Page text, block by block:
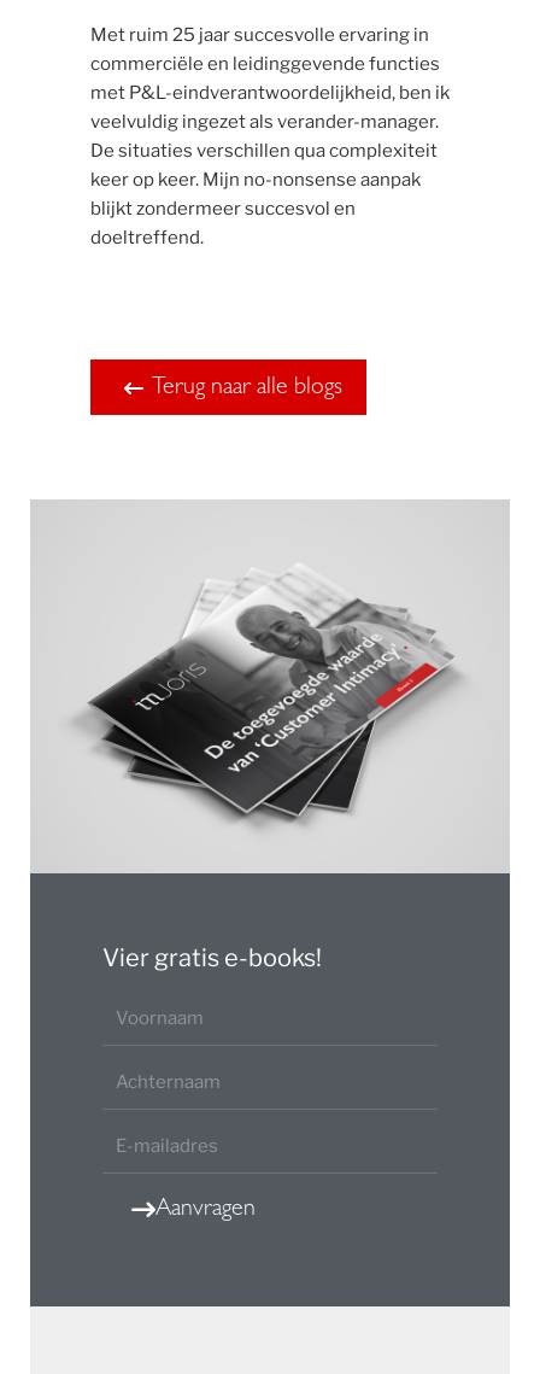
Met ruim 25 jaar succesvolle ervaring in
commerciële en leidinggevende functies
met P&L-eindverantwoordelijkheid, ben ik
veelvuldig ingezet als verander-manager.
De situaties verschillen qua complexiteit
keer op keer. Mijn no-nonsense aanpak
blijkt zondermeer succesvol en
doeltreffend.
Terug naar alle blogs
Vier gratis e-books!
Aanvragen